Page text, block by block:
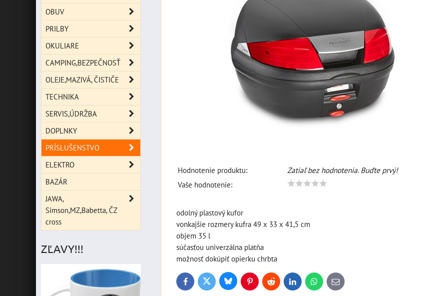
Hodnotenie produktu:
Zatiaľ bez hodnotenia. Buďte prvý!
Vaše hodnotenie:
odolný plastový kufor
vonkajšie rozmery kufra 49 x 33 x 41,5 cm
objem 35 l
súčasťou univerzálna platňa
možnosť dokúpiť opierku chrbta
FacebookTwitter BlueskyPinterestReddit LinkedInWhatsApp
E-
mail
OBUV
PRILBY
OKULIARE
CAMPING,BEZPEČNOSŤ
OLEJE,MAZIVÁ, ČISTIČE
TECHNIKA
SERVIS,ÚDRŽBA
DOPLNKY
PRÍSLUŠENSTVO
ELEKTRO
BAZÁR
JAWA,
Simson,MZ,Babetta, ČZ
cross
ZĽAVY!!!